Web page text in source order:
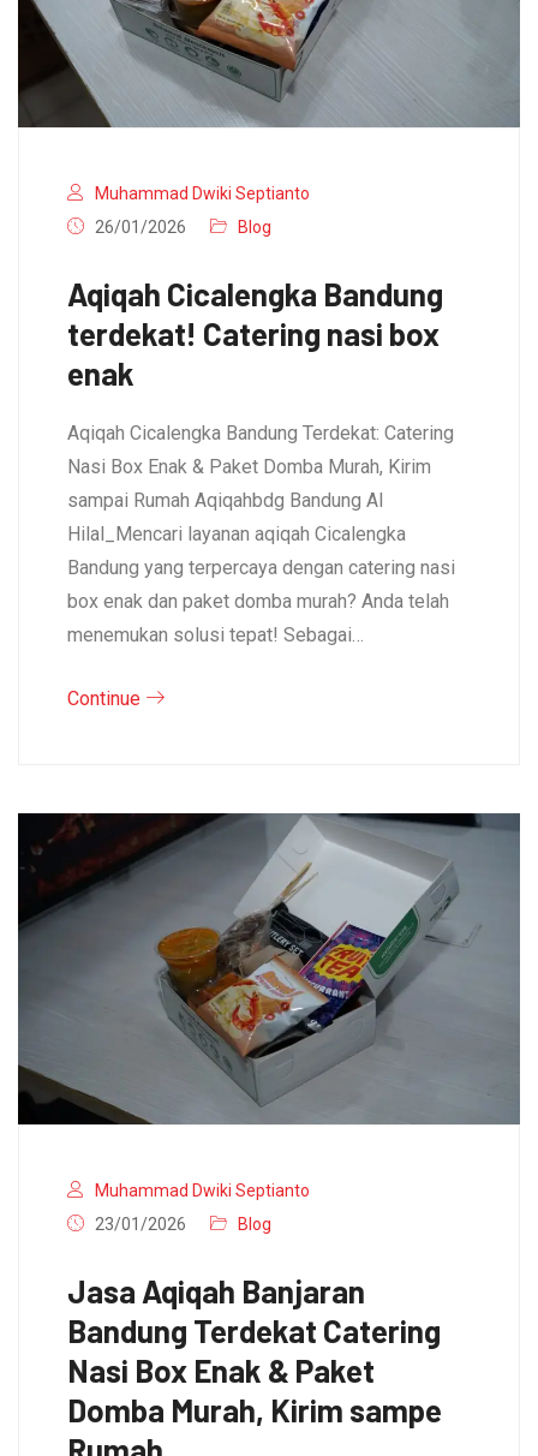
Muhammad Dwiki Septianto
26/01/2026
Blog
Aqiqah Cicalengka Bandung
terdekat! Catering nasi box
enak
Aqiqah Cicalengka Bandung Terdekat: Catering
Nasi Box Enak & Paket Domba Murah, Kirim
sampai Rumah Aqiqahbdg Bandung Al
Hilal_Mencari layanan aqiqah Cicalengka
Bandung yang terpercaya dengan catering nasi
box enak dan paket domba murah? Anda telah
menemukan solusi tepat! Sebagai…
Continue
Muhammad Dwiki Septianto
23/01/2026
Blog
Jasa Aqiqah Banjaran
Bandung Terdekat Catering
Nasi Box Enak & Paket
Domba Murah, Kirim sampe